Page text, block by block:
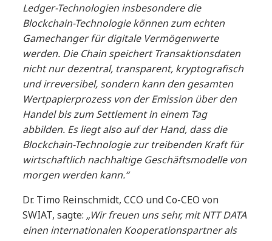
Ledger-Technologien insbesondere die
Blockchain-Technologie können zum echten
Gamechanger für digitale Vermögenwerte
werden. Die Chain speichert Transaktionsdaten
nicht nur dezentral, transparent, kryptografisch
und irreversibel, sondern kann den gesamten
Wertpapierprozess von der Emission über den
Handel bis zum Settlement in einem Tag
abbilden. Es liegt also auf der Hand, dass die
Blockchain-Technologie zur treibenden Kraft für
wirtschaftlich nachhaltige Geschäftsmodelle von
morgen werden kann.“
Dr. Timo Reinschmidt, CCO und Co-CEO von
SWIAT, sagte: „Wir freuen uns sehr, mit NTT DATA
einen internationalen Kooperationspartner als